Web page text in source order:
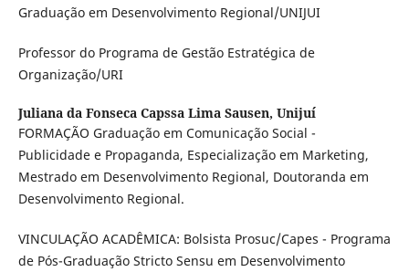
Graduação em Desenvolvimento Regional/UNIJUI
Professor do Programa de Gestão Estratégica de
Organização/URI
Juliana da Fonseca Capssa Lima Sausen, Unijuí
FORMAÇÃO Graduação em Comunicação Social -
Publicidade e Propaganda, Especialização em Marketing,
Mestrado em Desenvolvimento Regional, Doutoranda em
Desenvolvimento Regional.
VINCULAÇÃO ACADÊMICA: Bolsista Prosuc/Capes - Programa
de Pós-Graduação Stricto Sensu em Desenvolvimento